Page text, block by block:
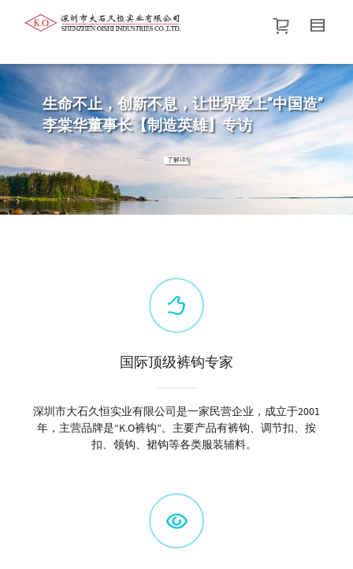
帮我查找新的衬衫尺码
价格介于
默认品牌
查找产品！
生命不止，创新不息，让世界爱上”中国造”
李棠华董事长【制造英雄】专访
了解详情
国际顶级裤钩专家
深圳市大石久恒实业有限公司是一家民营企业，成立于2001
年，主营品牌是“K.O裤钩”。主要产品有裤钩、调节扣、按
扣、领钩、裙钩等各类服装辅料。